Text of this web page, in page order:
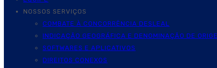
NOSSOS SERVIÇOS
COMBATE À CONCORRÊNCIA DESLEAL
INDICAÇÃO GEOGRÁFICA E DENOMINAÇÃO DE
SOFTWARES E APLICATIVOS
DIREITOS CONEXOS